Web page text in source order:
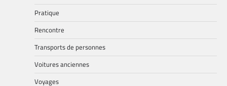
Pratique
Rencontre
Transports de personnes
Voitures anciennes
Voyages